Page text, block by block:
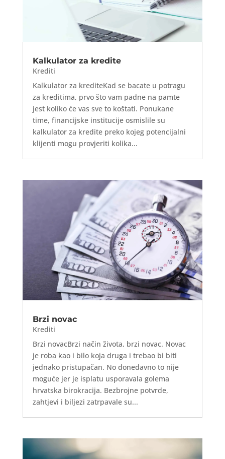
Kalkulator za kredite
Krediti
Kalkulator za krediteKad se bacate u potragu
za kreditima, prvo što vam padne na pamte
jest koliko će vas sve to koštati. Ponukane
time, financijske institucije osmislile su
kalkulator za kredite preko kojeg potencijalni
klijenti mogu provjeriti kolika...
Brzi novac
Krediti
Brzi novacBrzi način života, brzi novac. Novac
je roba kao i bilo koja druga i trebao bi biti
jednako pristupačan. No donedavno to nije
moguće jer je isplatu usporavala golema
hrvatska birokracija. Bezbrojne potvrde,
zahtjevi i biljezi zatrpavale su...